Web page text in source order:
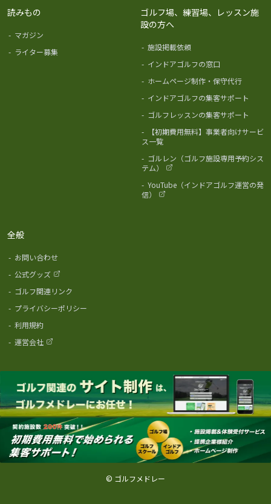
読みもの
- マガジン
- ライター募集
ゴルフ場、練習場、レッスン施
設の方へ
- 施設掲載依頼
- インドアゴルフの窓口
- ホームページ制作・保守代行
- インドアゴルフの集客サポート
- ゴルフレッスンの集客サポート
-
【初期費用無料】事業者向けサービ
ス一覧
- ゴルレン（ゴルフ施設専用予約シス
テム）
- YouTube（インドアゴルフ運営の発
信）
全般
- お問い合わせ
- 公式グッズ
- ゴルフ関連リンク
- プライバシーポリシー
- 利用規約
- 運営会社
© ゴルフメドレー